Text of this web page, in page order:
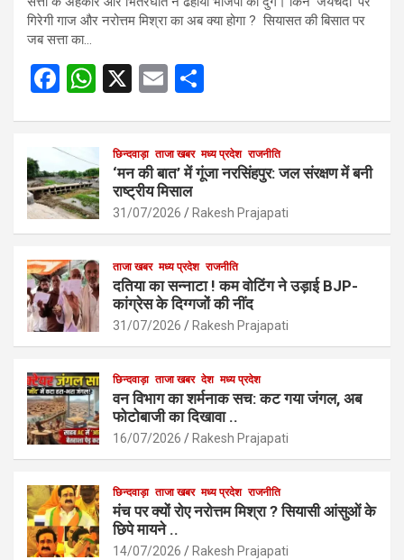
गिरेगी गाज और नरोत्तम मिश्रा का अब क्या होगा ? सियासत की बिसात पर
जब सत्ता का…
F
b
o
o
k
W
s
A
p
p
X
E
e
छिन्दवाड़ा ताजा खबर मध्य प्रदेश राजनीति
‘मन की बात’ में गूंजा नरसिंहपुर: जल संरक्षण में बनी
राष्ट्रीय मिसाल
31/07/2026 Rakesh Prajapati
ताजा खबर मध्य प्रदेश राजनीति
दतिया का सन्नाटा ! कम वोटिंग ने उड़ाई BJP-
कांग्रेस के दिग्गजों की नींद
31/07/2026 Rakesh Prajapati
छिन्दवाड़ा ताजा खबर देश मध्य प्रदेश
वन विभाग का शर्मनाक सच: कट गया जंगल, अब
फोटोबाजी का दिखावा ..
16/07/2026 Rakesh Prajapati
छिन्दवाड़ा ताजा खबर मध्य प्रदेश राजनीति
मंच पर क्यों रोए नरोत्तम मिश्रा ? सियासी आंसुओं के
छिपे मायने ..
14/07/2026 Rakesh Prajapati